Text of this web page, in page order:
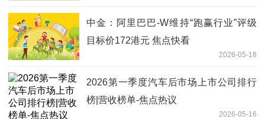
中金：阿里巴巴-W维持“跑赢行业”评级
目标价172港元 焦点快看
2026-05-18
2026第一季度汽车后市场上市公司排行
榜|营收榜单-焦点热议
2026-05-16